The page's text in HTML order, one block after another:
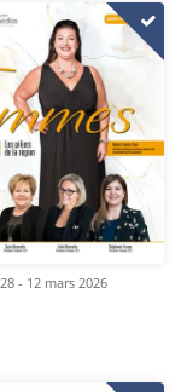
- 12 mars 2026